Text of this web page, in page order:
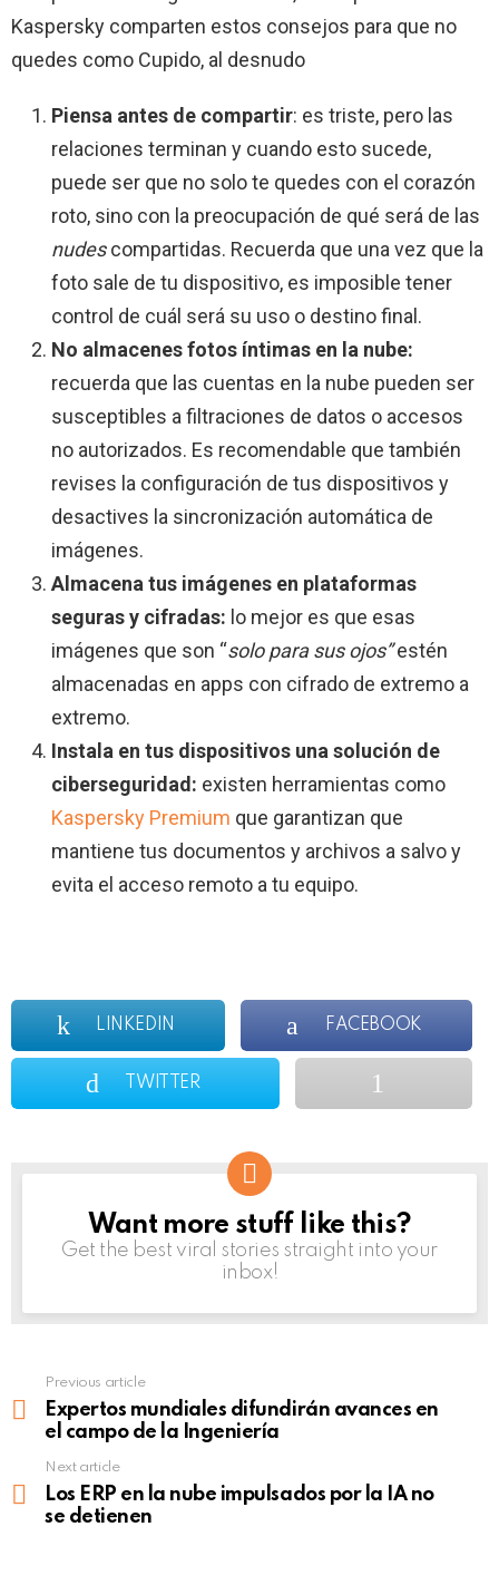
Kaspersky comparten estos consejos para que no
quedes como Cupido, al desnudo
Piensa antes de compartir: es triste, pero las
relaciones terminan y cuando esto sucede,
puede ser que no solo te quedes con el corazón
roto, sino con la preocupación de qué será de las
nudescompartidas. Recuerda que una vez que la
foto sale de tu dispositivo, es imposible tener
control de cuál será su uso o destino final.
No almacenes fotos íntimas en la nube:
recuerda que las cuentas en la nube pueden ser
susceptibles a filtraciones de datos o accesos
no autorizados. Es recomendable que también
revises la configuración de tus dispositivos y
desactives la sincronización automática de
imágenes.
Almacena tus imágenes en plataformas
seguras y cifradas: lo mejor es que esas
imágenes que son “solo para sus ojos”estén
almacenadas en apps con cifrado de extremo a
extremo.
Instala en tus dispositivos una solución de
ciberseguridad: existen herramientas como
Kaspersky Premium que garantizan que
mantiene tus documentos y archivos a salvo y
evita el acceso remoto a tu equipo.
LINKEDIN FACEBOOK
TWITTER
NEWSLETTER
Want more stuff like this?
Get the best viral stories straight into your
inbox!
more
Previous article
Expertos mundiales difundirán avances en
el campo de la Ingeniería
Next article
Los ERP en la nube impulsados por la IA no
se detienen